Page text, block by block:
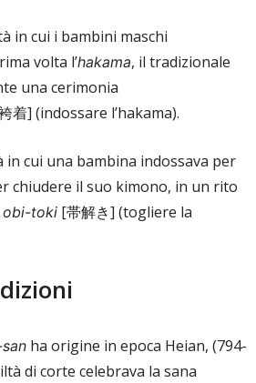
in cui i bambini maschi
volta l’hakama, il tradizionale
una cerimonia
着] (indossare l’hakama).
in cui una bambina indossava per
chiudere il suo kimono, in un rito
obi-toki [帯解き] (togliere la
ha origine in epoca Heian, (794-
di corte celebrava la sana